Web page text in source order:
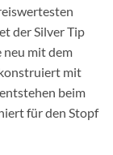
der Silver Tip
neu mit dem
mit
beim
für den Stopf